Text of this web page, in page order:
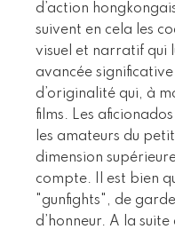
d’action
suivent en cela les
visuel et narratif qui
avancée
d’originalité qui, à
films. Les
les amateurs du
dimension
compte. Il est bien
"gunfights", de
d’honneur. A la suite